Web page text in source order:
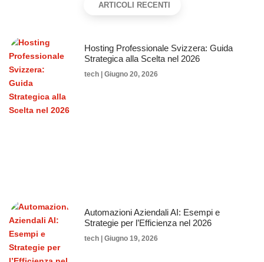
ARTICOLI RECENTI
Hosting Professionale Svizzera: Guida
Strategica alla Scelta nel 2026
tech Giugno 20, 2026
Automazioni Aziendali AI: Esempi e
Strategie per l’Efficienza nel 2026
tech Giugno 19, 2026